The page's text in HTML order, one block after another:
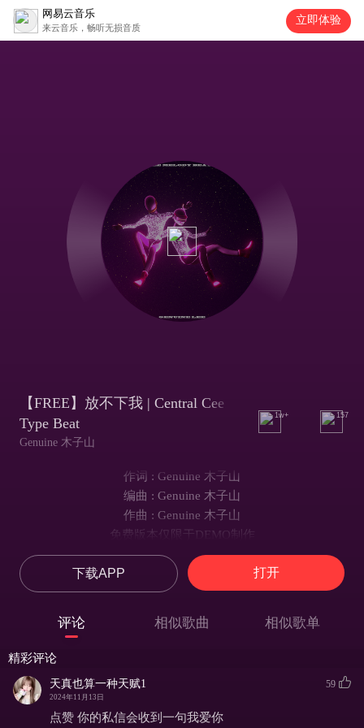
网易云音乐
来云音乐，畅听无损音质
立即体验
【FREE】放不下我 | Central Cee
Type Beat
Genuine 木子山
1w+ 157
作词 : Genuine 木子山
编曲 : Genuine 木子山
作曲 : Genuine 木子山
免费版本仅限于DEMO制作
MP3/WAV/分 轨/买断 私信 联系
切勿 盗用
下载APP 打开
评论 相似歌曲 相似歌单
精彩评论
天真也算一种天赋1
2024年11月13日
59
点赞 你的私信会收到一句我爱你